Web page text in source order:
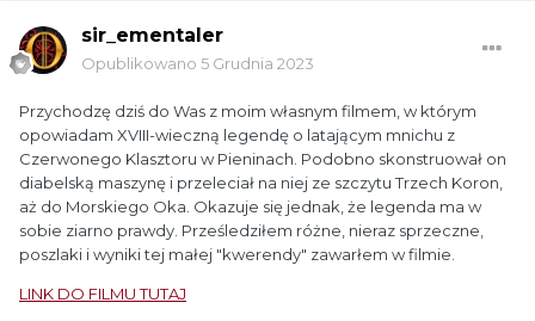
sir_ementaler
Opublikowano 5 Grudnia 2023
Przychodzę dziś do Was z moim własnym filmem, w którym
opowiadam XVIII-wieczną legendę o latającym mnichu z
Czerwonego Klasztoru w Pieninach. Podobno skonstruował on
diabelską maszynę i przeleciał na niej ze szczytu Trzech Koron,
aż do Morskiego Oka. Okazuje się jednak, że legenda ma w
sobie ziarno prawdy. Prześledziłem różne, nieraz sprzeczne,
poszlaki i wyniki tej małej "kwerendy" zawarłem w filmie.
LINK DO FILMU TUTAJ